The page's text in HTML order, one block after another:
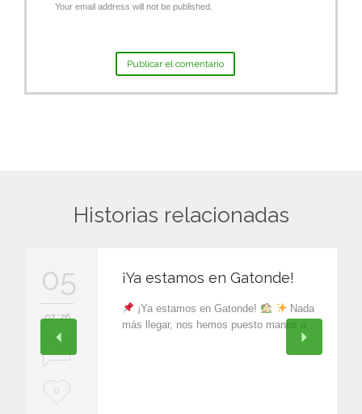
Your email address will not be published.
Historias relacionadas
05
07 '26
L0
¡Ya estamos en Gatonde!
¡Ya estamos en Gatonde!
Nada
más llegar, nos hemos puesto manos a…